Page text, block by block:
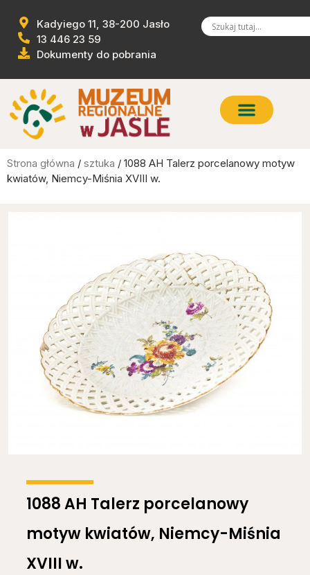
Kadyiego 11, 38-200 Jasło
13 446 23 59
Dokumenty do pobrania
Strona główna / sztuka / 1088 AH Talerz porcelanowy motyw
kwiatów, Niemcy-Miśnia XVIII w.
1088 AH Talerz porcelanowy
motyw kwiatów, Niemcy-Miśnia
XVIII w.